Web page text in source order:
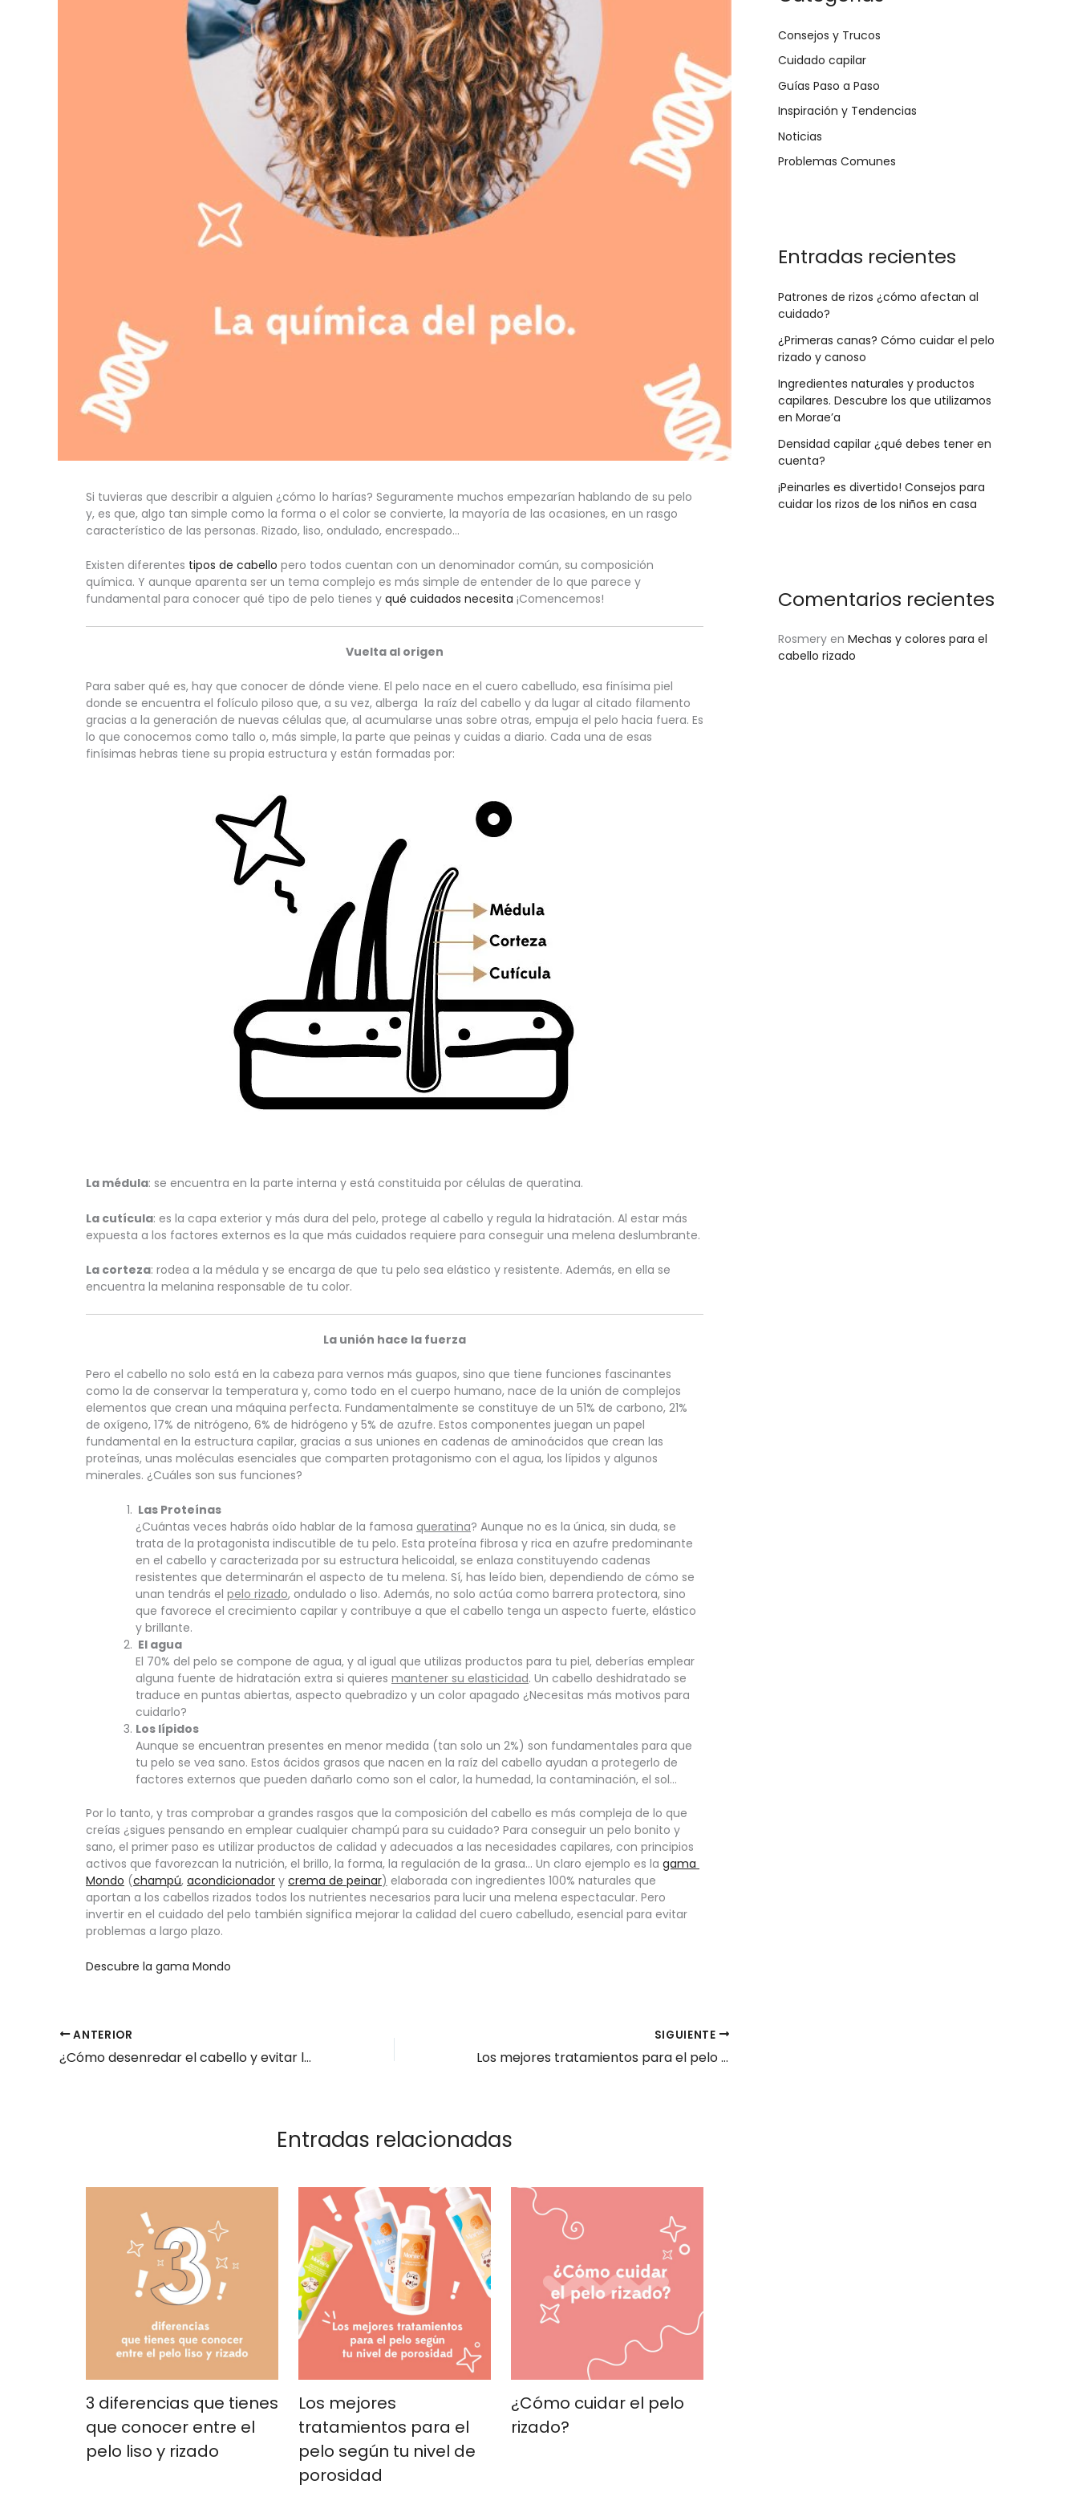
Si tuvieras que describir a alguien ¿cómo lo harías? Seguramente muchos empezarían hablando de su pelo
y, es que, algo tan simple como la forma o el color se convierte, la mayoría de las ocasiones, en un rasgo
característico de las personas. Rizado, liso, ondulado, encrespado…
Existen diferentes tipos de cabello pero todos cuentan con un denominador común, su composición
química. Y aunque aparenta ser un tema complejo es más simple de entender de lo que parece y
fundamental para conocer qué tipo de pelo tienes y qué cuidados necesita ¡Comencemos!
Vuelta al origen
Para saber qué es, hay que conocer de dónde viene. El pelo nace en el cuero cabelludo, esa finísima piel
donde se encuentra el folículo piloso que, a su vez, alberga  la raíz del cabello y da lugar al citado filamento
gracias a la generación de nuevas células que, al acumularse unas sobre otras, empuja el pelo hacia fuera. Es
lo que conocemos como tallo o, más simple, la parte que peinas y cuidas a diario. Cada una de esas
finísimas hebras tiene su propia estructura y están formadas por:
La médula: se encuentra en la parte interna y está constituida por células de queratina.
La cutícula: es la capa exterior y más dura del pelo, protege al cabello y regula la hidratación. Al estar más
expuesta a los factores externos es la que más cuidados requiere para conseguir una melena deslumbrante.
La corteza: rodea a la médula y se encarga de que tu pelo sea elástico y resistente. Además, en ella se
encuentra la melanina responsable de tu color.
La unión hace la fuerza
Pero el cabello no solo está en la cabeza para vernos más guapos, sino que tiene funciones fascinantes
como la de conservar la temperatura y, como todo en el cuerpo humano, nace de la unión de complejos
elementos que crean una máquina perfecta. Fundamentalmente se constituye de un 51% de carbono, 21%
de oxígeno, 17% de nitrógeno, 6% de hidrógeno y 5% de azufre. Estos componentes juegan un papel
fundamental en la estructura capilar, gracias a sus uniones en cadenas de aminoácidos que crean las
proteínas, unas moléculas esenciales que comparten protagonismo con el agua, los lípidos y algunos
minerales. ¿Cuáles son sus funciones?
Las Proteínas
¿Cuántas veces habrás oído hablar de la famosa queratina? Aunque no es la única, sin duda, se
trata de la protagonista indiscutible de tu pelo. Esta proteína fibrosa y rica en azufre predominante
en el cabello y caracterizada por su estructura helicoidal, se enlaza constituyendo cadenas
resistentes que determinarán el aspecto de tu melena. Sí, has leído bien, dependiendo de cómo se
unan tendrás el pelo rizado, ondulado o liso. Además, no solo actúa como barrera protectora, sino
que favorece el crecimiento capilar y contribuye a que el cabello tenga un aspecto fuerte, elástico
y brillante.
El agua
El 70% del pelo se compone de agua, y al igual que utilizas productos para tu piel, deberías emplear
alguna fuente de hidratación extra si quieres mantener su elasticidad. Un cabello deshidratado se
traduce en puntas abiertas, aspecto quebradizo y un color apagado ¿Necesitas más motivos para
cuidarlo?
Los lípidos
Aunque se encuentran presentes en menor medida (tan solo un 2%) son fundamentales para que
tu pelo se vea sano. Estos ácidos grasos que nacen en la raíz del cabello ayudan a protegerlo de
factores externos que pueden dañarlo como son el calor, la humedad, la contaminación, el sol…
Por lo tanto, y tras comprobar a grandes rasgos que la composición del cabello es más compleja de lo que
creías ¿sigues pensando en emplear cualquier champú para su cuidado? Para conseguir un pelo bonito y
sano, el primer paso es utilizar productos de calidad y adecuados a las necesidades capilares, con principios
activos que favorezcan la nutrición, el brillo, la forma, la regulación de la grasa… Un claro ejemplo es la gama
Mondo (champú, acondicionador y crema de peinar) elaborada con ingredientes 100% naturales que
aportan a los cabellos rizados todos los nutrientes necesarios para lucir una melena espectacular. Pero
invertir en el cuidado del pelo también significa mejorar la calidad del cuero cabelludo, esencial para evitar
problemas a largo plazo.
Descubre la gama Mondo
ANTERIOR
¿Cómo desenredar el cabello y evitar los tirones?
SIGUIENTE
Los mejores tratamientos para el pelo según tu nivel de porosidad
Entradas relacionadas
3 diferencias que tienes
que conocer entre el
pelo liso y rizado
Los mejores
tratamientos para el
pelo según tu nivel de
porosidad
¿Cómo cuidar el pelo
rizado?
Consejos y Trucos
Cuidado capilar
Guías Paso a Paso
Inspiración y Tendencias
Noticias
Problemas Comunes
Entradas recientes
Patrones de rizos ¿cómo afectan al
cuidado?
¿Primeras canas? Cómo cuidar el pelo
rizado y canoso
Ingredientes naturales y productos
capilares. Descubre los que utilizamos
en Morae’a
Densidad capilar ¿qué debes tener en
cuenta?
¡Peinarles es divertido! Consejos para
cuidar los rizos de los niños en casa
Comentarios recientes
Rosmery en Mechas y colores para el
cabello rizado